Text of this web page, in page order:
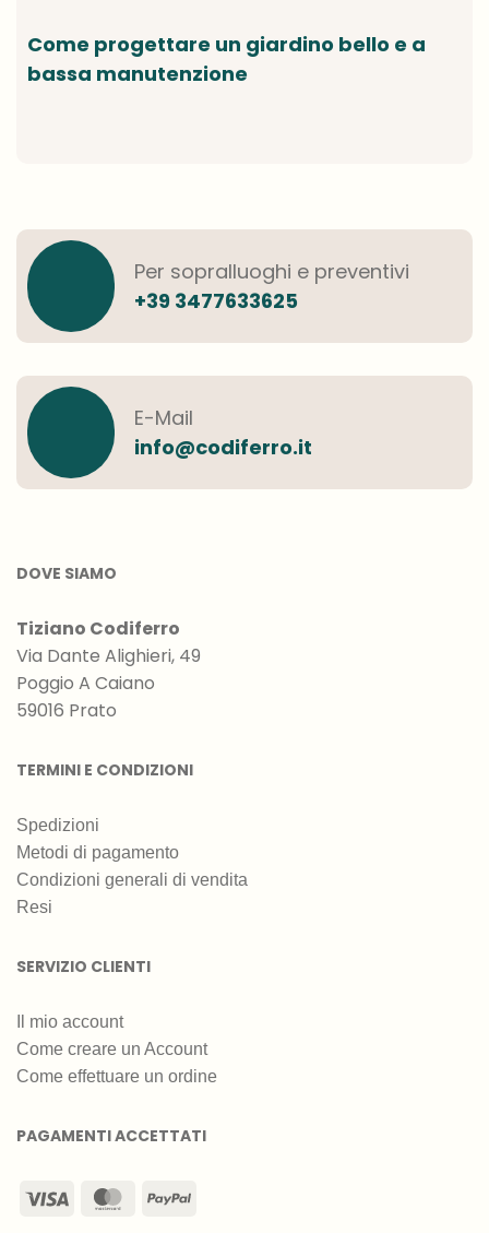
Come progettare un giardino bello e a
bassa manutenzione
Per sopralluoghi e preventivi
+39 3477633625
E-Mail
info@codiferro.it
DOVE SIAMO
Tiziano Codiferro
Via Dante Alighieri, 49
Poggio A Caiano
59016 Prato
TERMINI E CONDIZIONI
Spedizioni
Metodi di pagamento
Condizioni generali di vendita
Resi
SERVIZIO CLIENTI
Il mio account
Come creare un Account
Come effettuare un ordine
PAGAMENTI ACCETTATI
Visa MasterCardPayPal